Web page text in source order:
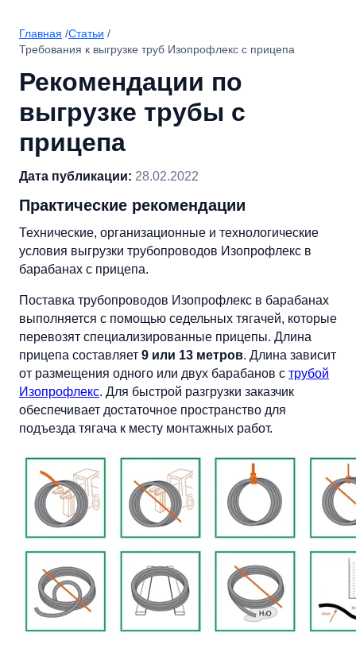
Главная /Статьи /
Требования к выгрузке труб Изопрофлекс с прицепа
Рекомендации по
выгрузке трубы с
прицепа
Дата публикации: 28.02.2022
Практические рекомендации
Технические, организационные и технологические
условия выгрузки трубопроводов Изопрофлекс в
барабанах с прицепа.
Поставка трубопроводов Изопрофлекс в барабанах
выполняется с помощью седельных тягачей, которые
перевозят специализированные прицепы. Длина
прицепа составляет 9 или 13 метров. Длина зависит
от размещения одного или двух барабанов с трубой
Изопрофлекс. Для быстрой разгрузки заказчик
обеспечивает достаточное пространство для
подъезда тягача к месту монтажных работ.